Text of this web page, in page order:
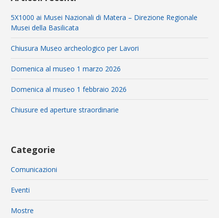
5X1000 ai Musei Nazionali di Matera – Direzione Regionale
Musei della Basilicata
Chiusura Museo archeologico per Lavori
Domenica al museo 1 marzo 2026
Domenica al museo 1 febbraio 2026
Chiusure ed aperture straordinarie
Categorie
Comunicazioni
Eventi
Mostre